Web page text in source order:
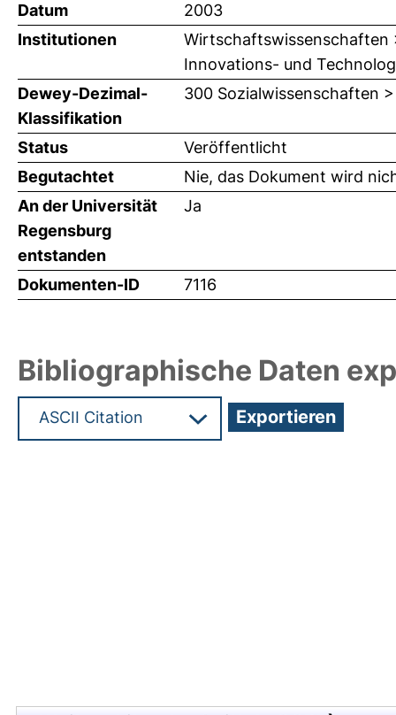
Datum
2003
Institutionen
Innovations- und
Dewey-Dezimal-
Klassifikation
300 Sozialwissenschaften
Status
Veröffentlicht
Begutachtet
Nie, das Dokument wird
An der Universität
Regensburg
entstanden
Ja
Dokumenten-ID 7116
Bibliographische Daten